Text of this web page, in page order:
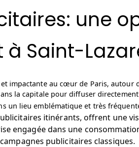
une
Saint-
impactante au cœur de Paris, autour
la capitale pour diffuser
un lieu emblématique et très
itinérants, offrent une
engagée dans une
publicitaires classiques.